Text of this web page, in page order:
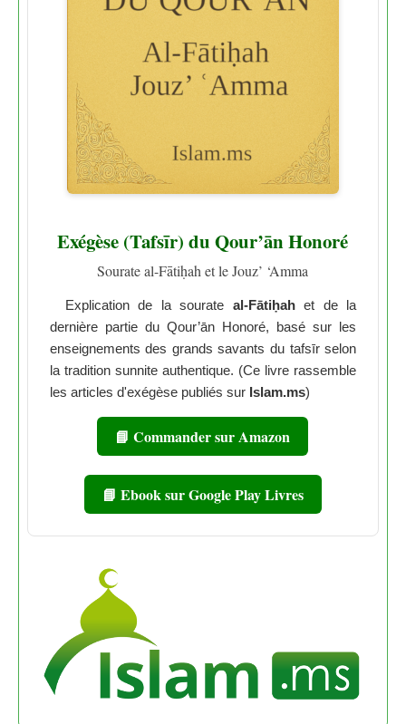
Exégèse (Tafsīr) du Qour’ān Honoré
Sourate al-Fātiḥah et le Jouz’ ‘Amma
Explication de la sourate al-Fātiḥahet de la
dernière partie du Qour’ān Honoré, basé sur les
enseignements des grands savants du tafsīr selon
la tradition sunnite authentique. (Ce livre rassemble
les articles d'exégèse publiés sur Islam.ms)
📘 Commander sur Amazon
📘 Ebook sur Google Play Livres